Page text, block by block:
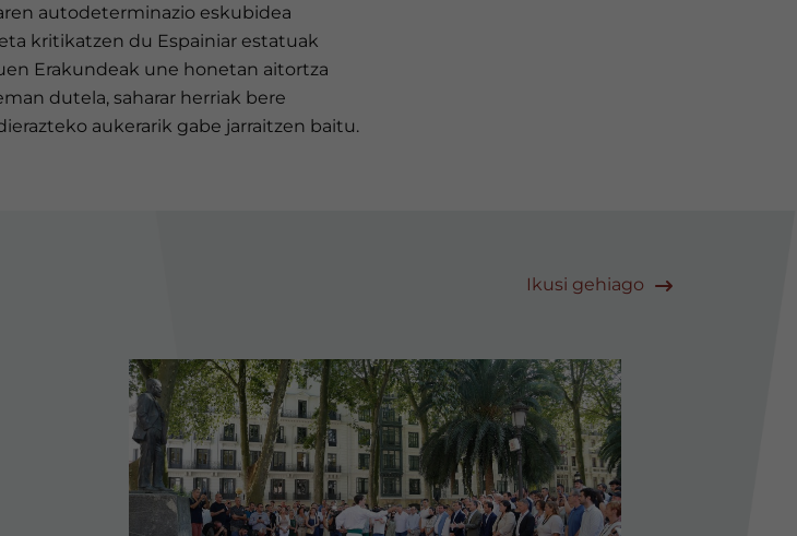
autodeterminazio eskubidea
kritikatzen du Espainiar estatuak
Erakundeak une honetan aitortza
dutela, saharar herriak bere
aukerarik gabe jarraitzen baitu.
Ikusi gehiago